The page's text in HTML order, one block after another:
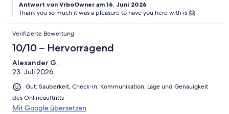
Antwort von VrboOwner am 16. Juni 2026
Thank you so much it was a pleasure to have you here with is 🤗
Verifizierte Bewertung
10/10 – Hervorragend
Alexander G.
23. Juli 2026
Gut: Sauberkeit, Check-in, Kommunikation, Lage und Genauigkeit
des Onlineauftritts
Mit Google übersetzen